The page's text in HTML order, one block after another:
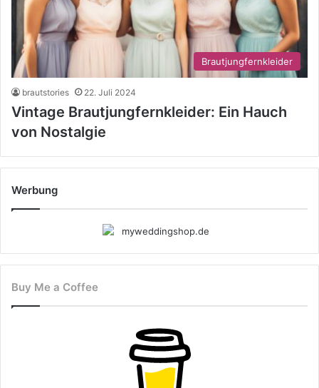
Brautjungfernkleider
brautstories 22. Juli 2024
Vintage Brautjungfernkleider: Ein Hauch
von Nostalgie
Werbung
Buy Me a Coffee